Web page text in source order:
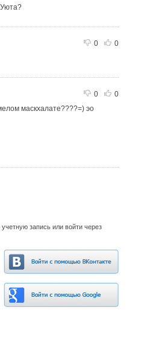
Уюта?
0 0
0 0
маскхалате????=) эо
запись или войти через